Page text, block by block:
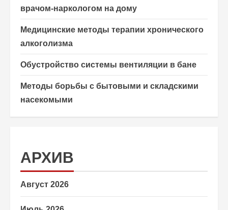
врачом-наркологом на дому
Медицинские методы терапии хронического
алкоголизма
Обустройство системы вентиляции в бане
Методы борьбы с бытовыми и складскими
насекомыми
АРХИВ
Август 2026